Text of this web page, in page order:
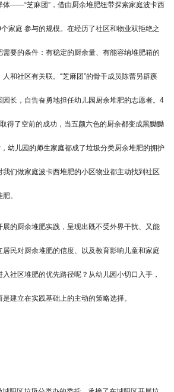
体——“芝麻团”，借由厨余堆肥纽带探索家庭波卡西
家庭 参与的规模。在经历了社区和物业双拒绝之
要的条件：有稳定的厨余量、有能容纳堆肥箱的
和社区有关联。“芝麻团”的骨干成员陈蕾另辟蹊
长，自告奋勇地担任幼儿园厨余堆肥的志愿者。4
得了空前的成功，当五颜六色的厨余都变成黑黝黝
幼儿园的师生家庭都成了垃圾分类厨余堆肥的拥护
们做家庭波卡西堆肥的小区物业都主动找到社区
。
展的厨余堆肥实践，呈现出既不受外界干扰、又能
民对厨余堆肥的信度、以及教育影响儿童和家庭
社区堆肥的优先路径呢？从幼儿园小切口入手，
建立在实践基础上的主动的策略选择。